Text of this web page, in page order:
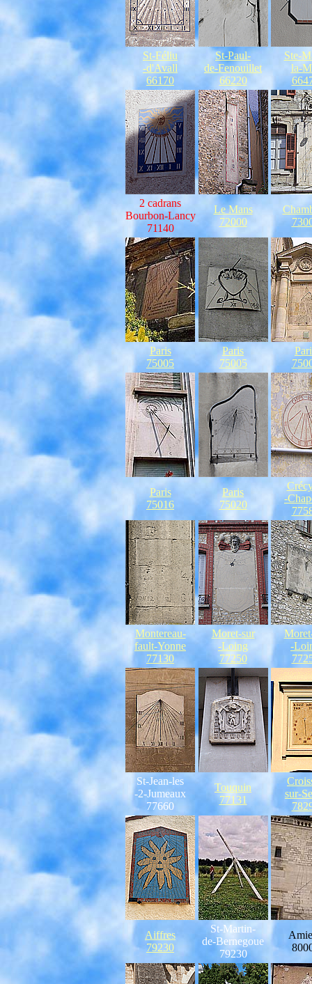
St-Féliu
-d'Avall
66170
St-Paul-
de-Fenouillet
66220
Ste-
la-
2 cadrans
Bourbon-Lancy
71140
Le Mans
72000
Paris
75005
Paris
75005
Paris
75016
Paris
75020
-
Montereau-
fault-Yonne
77130
Moret-sur
-Loing
77250
-
St-Jean-les
-2-Jumeaux
77660
Touquin
77131
sur-
Aiffres
79230
St-Martin-
de-Bernegoue
79230